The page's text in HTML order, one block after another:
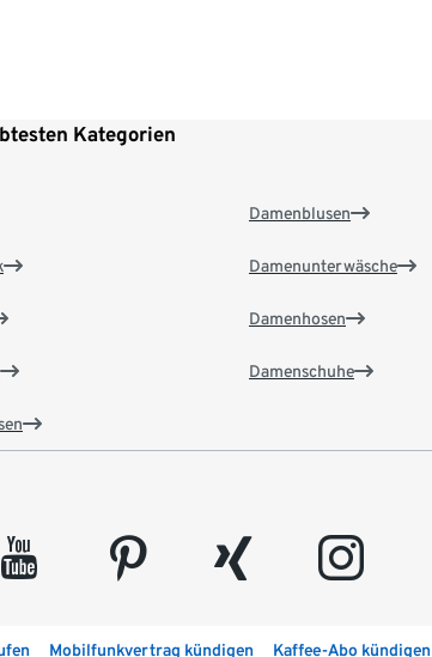
Kategorien
Damenblusen
Damenunterwäsche
Damenhosen
Damenschuhe
youtube pinterest xing instagram
Mobilfunkvertrag kündigen Kaffee-Abo kündigen